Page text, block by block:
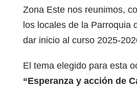
Zona Este nos reunimos,
los locales de la Parroquia
dar inicio al curso 2025-
El tema elegido para esta
“Esperanza y acción de